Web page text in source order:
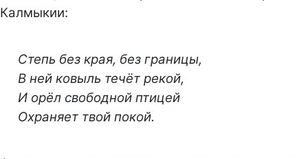
Калмыкии:
Степь без края, без границы,
В ней ковыль течёт рекой,
И орёл свободной птицей
Охраняет твой покой.